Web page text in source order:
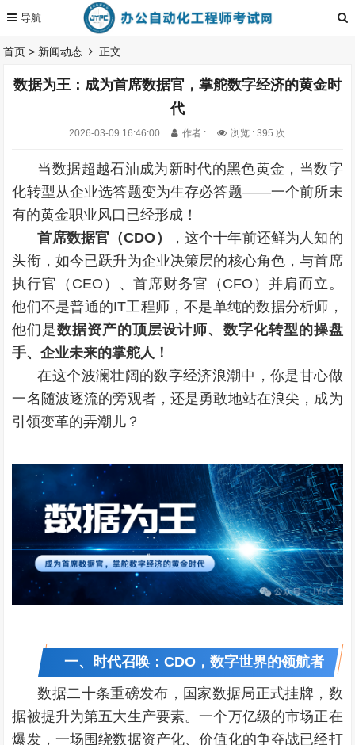
首页 > 新闻动态 正文
数据为王：成为首席数据官，掌舵数字经济的黄金时
代
2026-03-09 16:46:00 作者 : 浏览 : 395 次
当数据超越石油成为新时代的黑色黄金，当数字
化转型从企业选答题变为生存必答题——一个前所未
有的黄金职业风口已经形成！
首席数据官（CDO）
，这个十年前还鲜为人知的
头衔，如今已跃升为企业决策层的核心角色，与首席
执行官（CEO）、首席财务官（‌CFO）并肩而立。
他们不是普通的IT工程师，不是单纯的数据分析师，
他们是数据资产的顶层设计师、数字化转型的操盘
手、企业未来的掌舵人！
在这个波澜壮阔的数字经济浪潮中，你是甘心做
一名随波逐流的旁观者，还是勇敢地站在浪尖，成为
引领变革的弄潮儿？
一、时代召唤：CDO，数字世界的领航者
数据二十条重磅发布，国家数据局正式挂牌，数
据被提升为第五大生产要素。一个万亿级的市场正在
爆发，一场围绕数据资产化、价值化的争夺战已经打